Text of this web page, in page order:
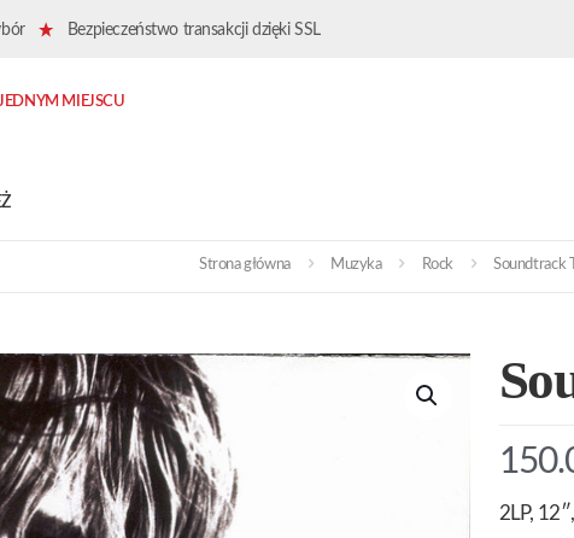
Bezpieczeństwo transakcji dzięki SSL
MIEJSCU
Strona główna Muzyka Rock Soundtrack
2LP,